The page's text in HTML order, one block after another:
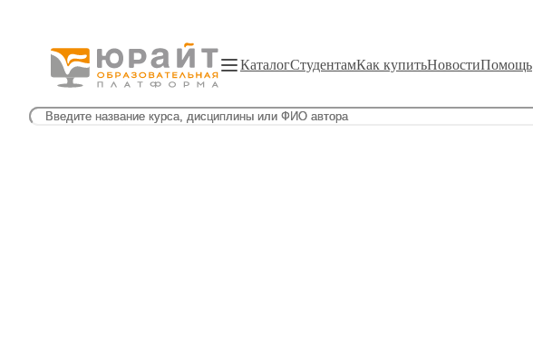
КаталогСтудентамКак купитьНовостиПомощь